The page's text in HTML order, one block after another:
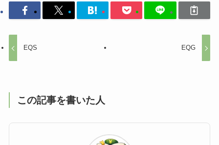
EQS EQG
この記事を書いた人